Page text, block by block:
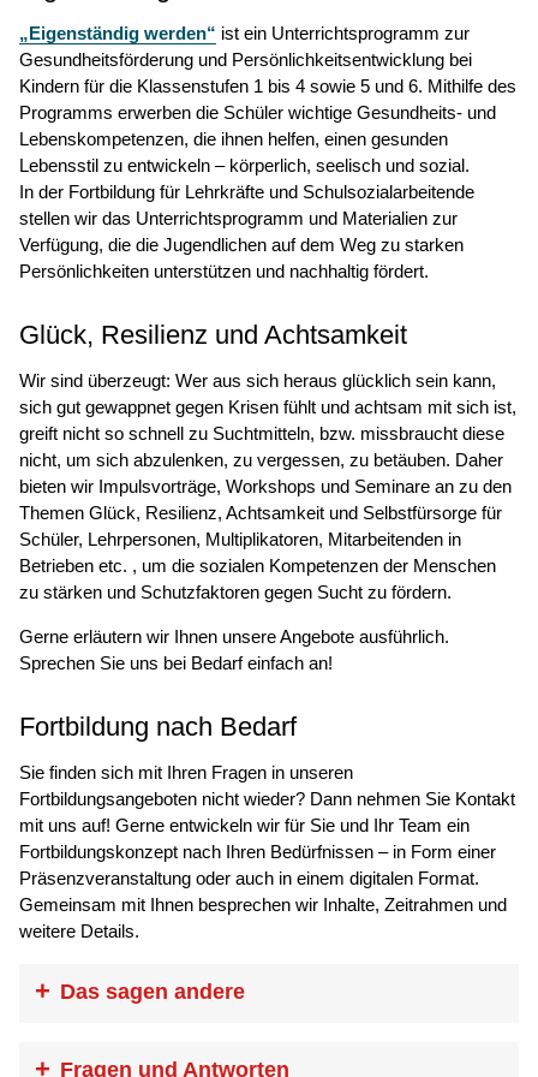
„Eigenständig werden“ ist ein Unterrichtsprogramm zur
Gesundheitsförderung und Persönlichkeitsentwicklung bei
Kindern für die Klassenstufen 1 bis 4 sowie 5 und 6. Mithilfe des
Programms erwerben die Schüler wichtige Gesundheits- und
Lebenskompetenzen, die ihnen helfen, einen gesunden
Lebensstil zu entwickeln – körperlich, seelisch und sozial.
In der Fortbildung für Lehrkräfte und Schulsozialarbeitende
stellen wir das Unterrichtsprogramm und Materialien zur
Verfügung, die die Jugendlichen auf dem Weg zu starken
Persönlichkeiten unterstützen und nachhaltig fördert.
Glück, Resilienz und Achtsamkeit
Wir sind überzeugt: Wer aus sich heraus glücklich sein kann,
sich gut gewappnet gegen Krisen fühlt und achtsam mit sich ist,
greift nicht so schnell zu Suchtmitteln, bzw. missbraucht diese
nicht, um sich abzulenken, zu vergessen, zu betäuben. Daher
bieten wir Impulsvorträge, Workshops und Seminare an zu den
Themen Glück, Resilienz, Achtsamkeit und Selbstfürsorge für
Schüler, Lehrpersonen, Multiplikatoren, Mitarbeitenden in
Betrieben etc. , um die sozialen Kompetenzen der Menschen
zu stärken und Schutzfaktoren gegen Sucht zu fördern.
Gerne erläutern wir Ihnen unsere Angebote ausführlich.
Sprechen Sie uns bei Bedarf einfach an!
Fortbildung nach Bedarf
Sie finden sich mit Ihren Fragen in unseren
Fortbildungsangeboten nicht wieder? Dann nehmen Sie Kontakt
mit uns auf! Gerne entwickeln wir für Sie und Ihr Team ein
Fortbildungskonzept nach Ihren Bedürfnissen – in Form einer
Präsenzveranstaltung oder auch in einem digitalen Format.
Gemeinsam mit Ihnen besprechen wir Inhalte, Zeitrahmen und
weitere Details.
Das sagen andere
Fragen und Antworten